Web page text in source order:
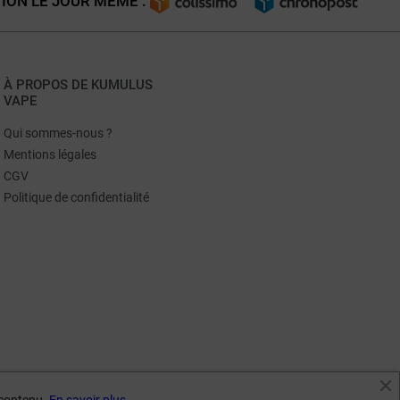
À PROPOS DE KUMULUS
VAPE
Qui sommes-nous ?
Mentions légales
CGV
Politique de confidentialité